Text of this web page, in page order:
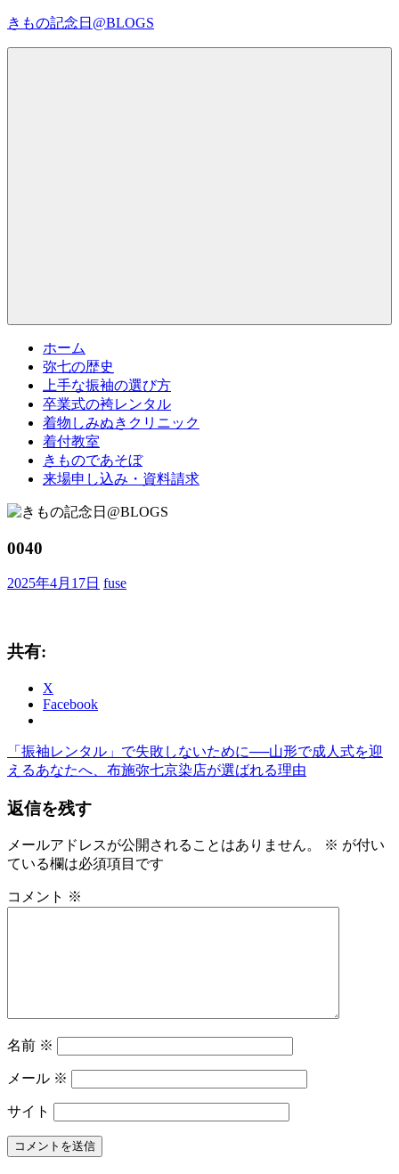
コ
きもの記念日@BLOGS
す。
ホーム
弥七の歴史
上手な振袖の選び方
卒業式の袴レンタル
着物しみぬきクリニック
着付教室
きものであそぼ
来場申し込み・資料請求
0040
2025年4月17日 fuse
共有:
X
Facebook
投
稿
ナ
ビ
ゲ
ー
前
の
事:
「振袖レンタル」で失敗しないために──山形で成人式を迎
えるあなたへ、布施弥七京染店が選ばれる理由
返信を残す
メールアドレスが公開されることはありません。 ※ が付い
ている欄は必須項目です
コメント ※
名前 ※
メール ※
サイト